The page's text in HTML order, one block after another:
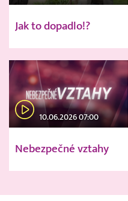
Jak to dopadlo!?
10.06.2026 07:00
Nebezpečné vztahy